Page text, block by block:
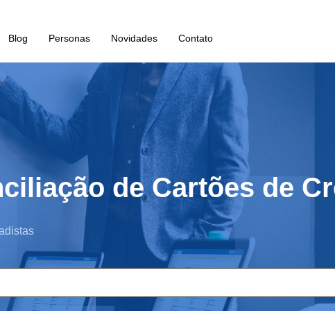
Blog Personas Novidades Contato
de Cartões de